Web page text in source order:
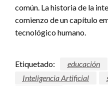
común. La historia de la
comienzo de un capítulo
tecnológico humano.
Etiquetado: educación
Inteligencia Artificial